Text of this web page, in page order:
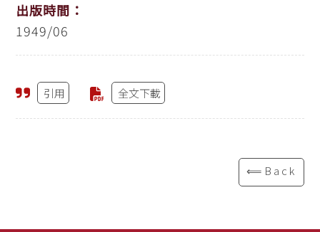
出版時間：
1949/06
引用 全文下載
⟸Back